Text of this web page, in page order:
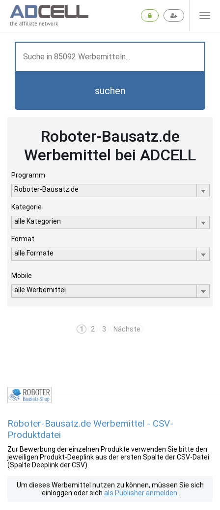
the affiliate network
suchen
Roboter-Bausatz.de
Werbemittel bei ADCELL
Programm
Roboter-Bausatz.de
Kategorie
alle Kategorien
Format
alle Formate
Mobile
alle Werbemittel
1 2 3 Nächste
Roboter-Bausatz.de Werbemittel - CSV-
Produktdatei
Zur Bewerbung der einzelnen Produkte verwenden Sie bitte den
jeweiligen Produkt-Deeplink aus der ersten Spalte der CSV-Datei
(Spalte Deeplink der CSV).
Um dieses Werbemittel nutzen zu können, müssen Sie sich
einloggen oder sich als Publisher anmelden